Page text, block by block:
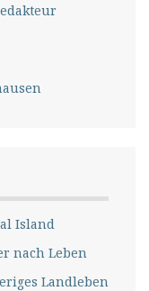
Island
nach Leben
Landleben